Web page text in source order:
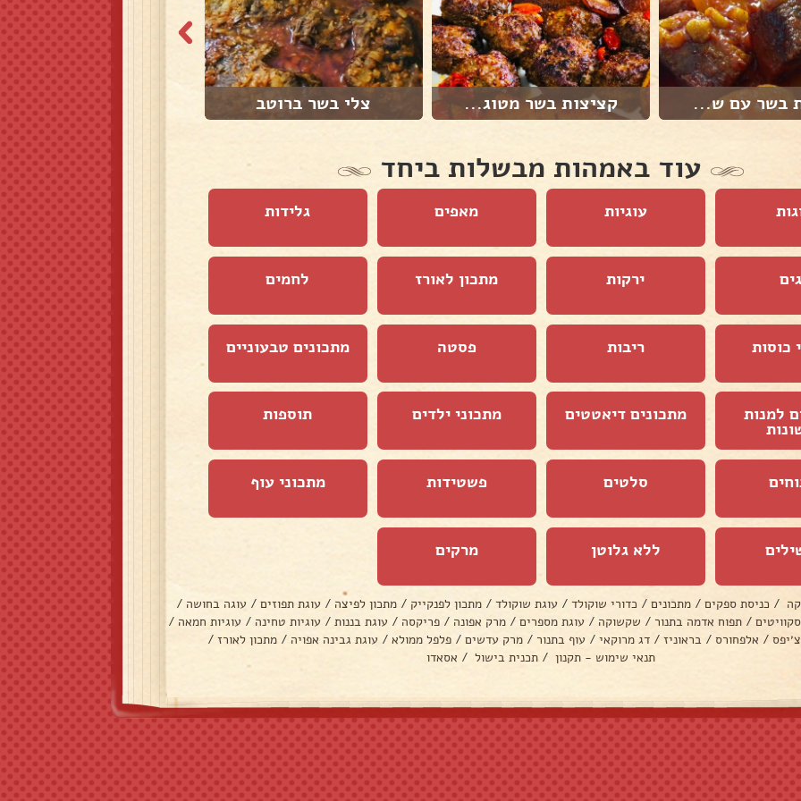
בשר עם ש... קציצות בשר מטוג... צלי בשר ברוטב
עוד באמהות מבשלות ביחד
עוגיות מאפים גלידות
ירקות מתכון לאורז לחמים
כוסות ריבות פסטה מתכונים טבעוניים
למנות מתכונים דיאטטים מתכוני ילדים תוספות
סלטים פשטידות מתכוני עוף
ללא גלוטן מרקים
/ כניסת ספקים / מתכונים / כדורי שוקולד / עוגת שוקולד / מתכון לפנקייק / מתכון לפיצה / עוגת תפוזים / עוגה בחושה /
/ תפוח אדמה בתנור / שקשוקה / עוגת מספרים / מרק אפונה / פריקסה / עוגת בננות / עוגיות טחינה / עוגיות חמאה /
/ אלפחורס / בראוניז / דג מרוקאי / עוף בתנור / מרק עדשים / פלפל ממולא / עוגת גבינה אפויה / מתכון לאורז /
תנאי שימוש - תקנון / תכנית בישול / אסאדו